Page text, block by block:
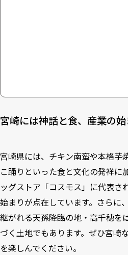
宮崎には神話と食、産業の
宮崎県には、チキン南蛮や本格芋
こ踊りといった食と文化の発祥に
ッグストア「コスモス」に代表さ
始まりが点在しています。さらに
継がれる天孫降臨の地・高千穂を
づく土地でもあります。ぜひ宮崎
を楽しんでください。